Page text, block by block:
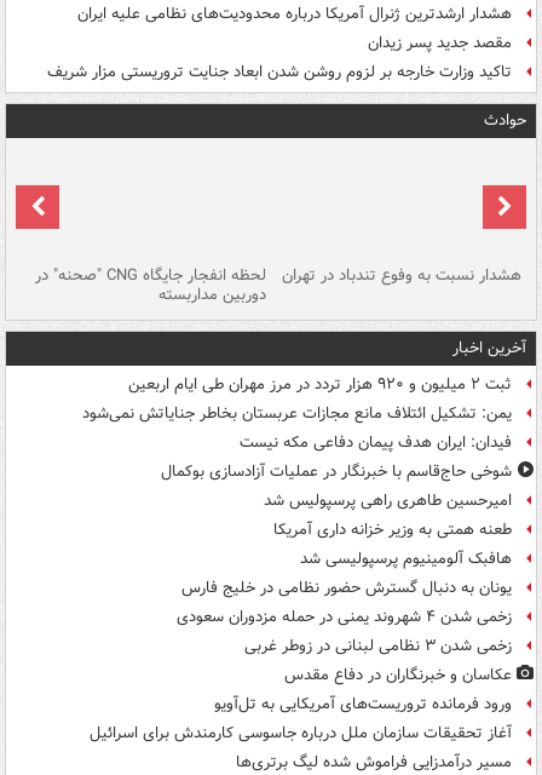
هشدار ارشدترین ژنرال آمریکا درباره محدودیت‌های نظامی علیه ایران
مقصد جدید پسر زیدان
تاکید وزارت خارجه بر لزوم روشن شدن ابعاد جنایت تروریستی مزار شریف
حوادث
هشدار نسبت به وفوع تندباد در تهران لحظه انفجار جایگاه CNG "صحنه" در
دوربین مداربسته
آخرین اخبار
ثبت ۲ میلیون و ۹۲۰ هزار تردد در مرز مهران طی ایام اربعین
یمن: تشکیل ائتلاف مانع مجازات عربستان بخاطر جنایاتش نمی‌شود
فیدان: ایران هدف پیمان دفاعی مکه نیست
شوخی حاج‌قاسم با خبرنگار در عملیات آزادسازی بوکمال
امیرحسین طاهری راهی پرسپولیس شد
طعنه همتی به وزیر خزانه داری آمریکا
هافبک آلومینیوم پرسپولیسی شد
یونان به دنبال گسترش حضور نظامی در خلیج فارس
زخمی شدن ۴ شهروند یمنی در حمله مزدوران سعودی
زخمی شدن ۳ نظامی لبنانی در زوطر غربی
عکاسان و خبرنگاران در دفاع مقدس
ورود فرمانده تروریست‌های آمریکایی به تل‌آویو
آغاز تحقیقات سازمان ملل درباره جاسوسی کارمندش برای اسرائیل
مسیر درآمدزایی فراموش شده لیگ برتری‌ها